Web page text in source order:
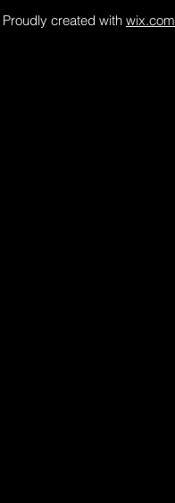
Proudly created with wix.com